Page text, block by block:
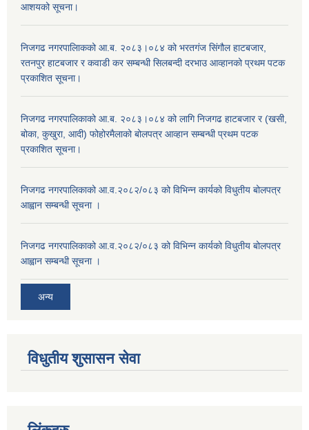
आशयको सूचना।
निजगढ नगरपालिाकको आ.ब. २०८३।०८४ को भरतगंज सिंगौल हाटबजार,
रतनपुर हाटबजार र कवाडी कर सम्बन्धी सिलबन्दी दरभाउ आव्हानको प्रथम पटक
प्रकाशित सूचना।
निजगढ नगरपालिकाको आ.ब. २०८३।०८४ को लागि निजगढ हाटबजार र (खसी,
बोका, कुखुरा, आदी) फोहोरमैलाको बोलपत्र आव्हान सम्बन्धी प्रथम पटक
प्रकाशित सूचना।
निजगढ नगरपालिकाको आ.व.२०८२/०८३ को विभिन्न कार्यको विधुतीय बोलपत्र
आह्वान सम्बन्धी सूचना ।
निजगढ नगरपालिकाको आ.व.२०८२/०८३ को विभिन्न कार्यको विधुतीय बोलपत्र
आह्वान सम्बन्धी सूचना ।
अन्य
विधुतीय शुसासन सेवा